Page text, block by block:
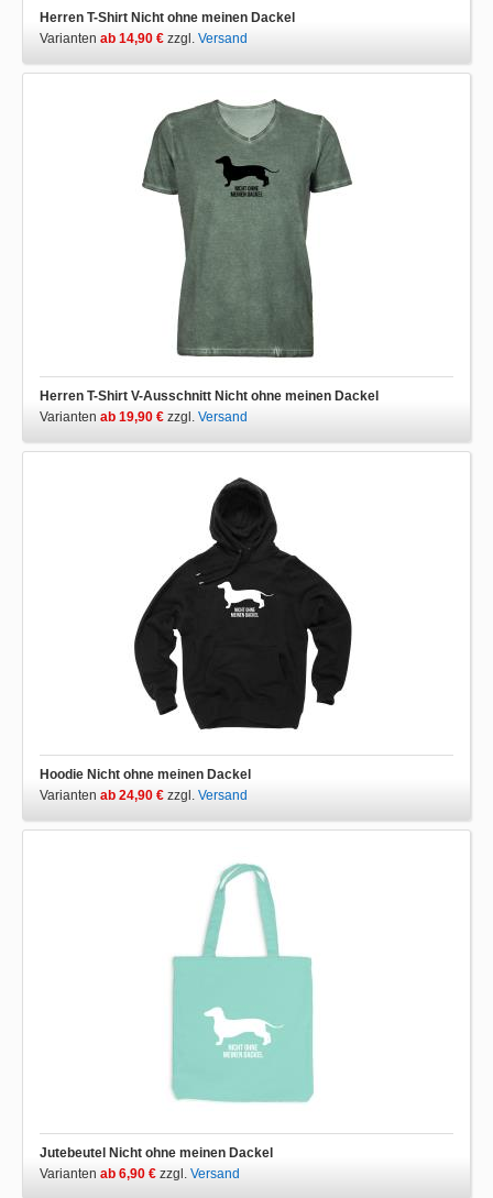
Herren T-Shirt Nicht ohne meinen Dackel
Varianten ab 14,90 € zzgl. Versand
Herren T-Shirt V-Ausschnitt Nicht ohne meinen Dackel
Varianten ab 19,90 € zzgl. Versand
Hoodie Nicht ohne meinen Dackel
Varianten ab 24,90 € zzgl. Versand
Jutebeutel Nicht ohne meinen Dackel
Varianten ab 6,90 € zzgl. Versand